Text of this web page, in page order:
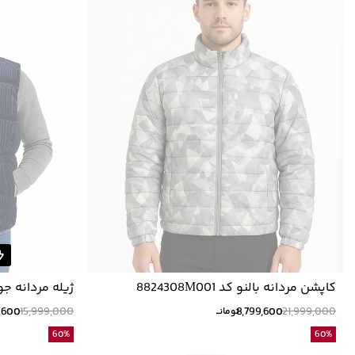
کاپشن مردانه بالنو کد 8824308M001
21,999,000
8,799,600تومانــ
60%
ژيله مردانه جوتي
15,999,000
60%